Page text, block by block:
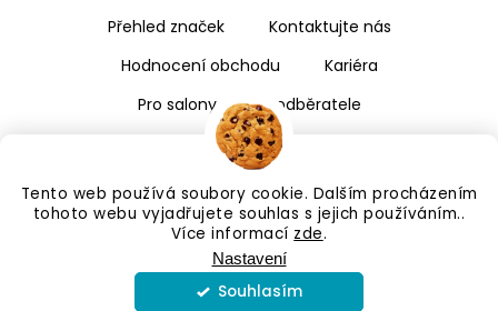
Tento web používá soubory cookie. Dalším procházením
tohoto webu vyjadřujete souhlas s jejich používáním..
Více informací zde.
Nastavení
Souhlasím
Přehled značek
Kontaktujte nás
Hodnocení obchodu
Kariéra
Pro salony a velkoodběratele